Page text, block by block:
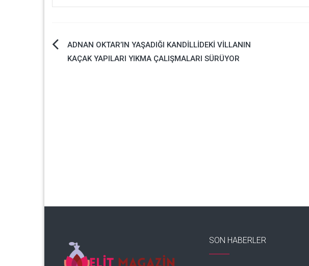
YazıADNAN OKTAR’IN YAŞADIĞI KANDİLLİDEKİ VİLLANIN
KAÇAK YAPILARI YIKMA ÇALIŞMALARI SÜRÜYOR
SON HABERLER